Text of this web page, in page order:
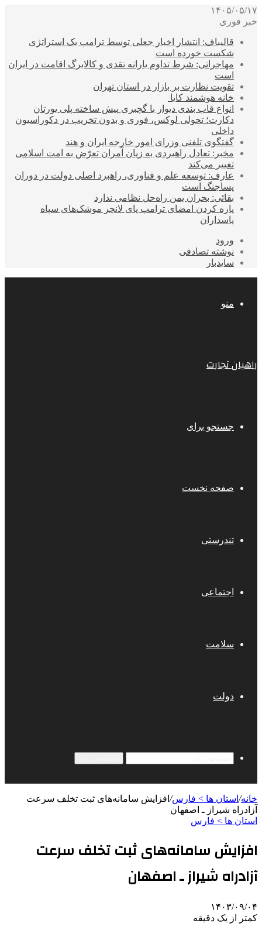
۱۴۰۵/۰۵/۱۷
خبر فوری
قالیباف: انتشار اخبار جعلی توسط ترامپ یک استراتژی
شکست خورده است
مهاجرانی: شرط تداوم یارانه نقدی و کالابرگ اقامت در ایران
است
تقویت نظارت بر بازار در استان تهران
خانه هوشمند کایا
انواع قاب بندی دیوار با گچبری پیش ساخته پلی یورتان
دکارت؛ تحولی لوکس، فوری و بدون تخریب در دکوراسیون
داخلی
گفتگوی تلفنی وزرای امور خارجه ایران و هند
مخبر: تعادل راهبردی به زیان آمران تعرّض به امت اسلامی
تغییر می‌کند
عارف: توسعه علم و فناوری، راهبرد اصلی دولت در دوران
پساجنگ است
بقائی: بحران یمن راه‌حل نظامی ندارد
پاره کردن امضای ترامپ پای لانچر موشک‌های سپاه
پاسداران
ورود
نوشته تصادفی
سایدبار
منو
راهیان تجارت
جستجو برای
صفحه نخست
تندرستی
اجتماعی
سلامت
دولت
خانه/ استان ها > فارس/ افزایش سامانه‌های ثبت تخلف سرعت
آزادراه شیراز ـ اصفهان
استان ها > فارس
افزایش سامانه‌های ثبت تخلف سرعت
آزادراه شیراز ـ اصفهان
۱۴۰۳/۰۹/۰۴
کمتر از یک دقیقه